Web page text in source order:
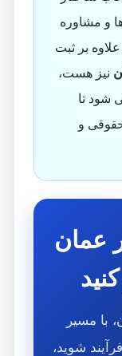
و مشاوره
بر ثبت
نیز هست،
شود تا
و
عمان
با مسیر
شوید،